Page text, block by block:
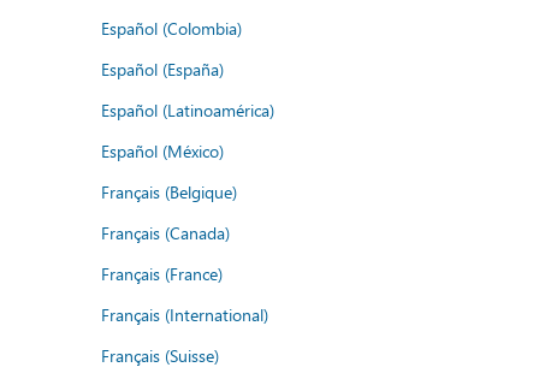
Español (Colombia)
Español (España)
Español (Latinoamérica)
Español (México)
Français (Belgique)
Français (Canada)
Français (France)
Français (International)
Français (Suisse)